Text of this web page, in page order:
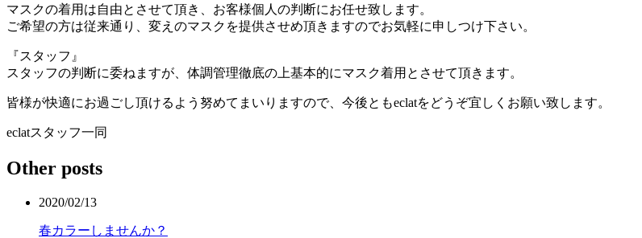
マスクの着用は自由とさせて頂き、お客様個人の判断にお任せ致します。
ご希望の方は従来通り、変えのマスクを提供させめ頂きますのでお気軽に申しつけ下さい。
『スタッフ』
スタッフの判断に委ねますが、体調管理徹底の上基本的にマスク着用とさせて頂きます。
皆様が快適にお過ごし頂けるよう努めてまいりますので、今後ともeclatをどうぞ宜しくお願い致します。
eclatスタッフ一同
Other posts
2020/02/13
春カラーしませんか？